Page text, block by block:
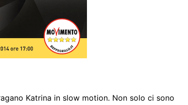
Katrina in slow motion. Non solo ci sono